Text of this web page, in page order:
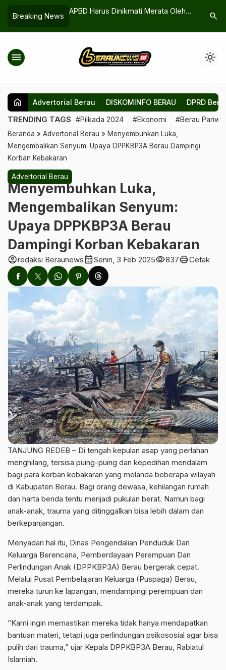
Breaking News
PT Tumbu Surya
Gunung Tabur
APBD Harus Dinikmati Merata Oleh
Inovasi
search
menu light_mode
home Advertorial Berau DISKOMINFO BERAU DPRD
TRENDING TAGS #Pilkada 2024 #Ekonomi #Berau
Beranda » Advertorial Berau » Menyembuhkan Luka,
Mengembalikan Senyum: Upaya DPPKBP3A Berau Dampingi
Korban Kebakaran
Advertorial Berau
Menyembuhkan Luka,
Mengembalikan Senyum:
Upaya DPPKBP3A Berau
Dampingi Korban Kebakaran
account_circleredaksi Beraunewscalendar_monthSenin, 3 Feb 2025visibility837printCetak
TANJUNG REDEB – Di tengah kepulan asap yang perlahan
menghilang, tersisa puing-puing dan kepedihan mendalam
bagi para korban kebakaran yang melanda beberapa wilayah
di Kabupaten Berau. Bagi orang dewasa, kehilangan rumah
dan harta benda tentu menjadi pukulan berat. Namun bagi
anak-anak, trauma yang ditinggalkan bisa lebih dalam dan
berkepanjangan.
Menyadari hal itu, Dinas Pengendalian Penduduk Dan
Keluarga Berencana, Pemberdayaan Perempuan Dan
Perlindungan Anak (DPPKBP3A) Berau bergerak cepat.
Melalui Pusat Pembelajaran Keluarga (Puspaga) Berau,
mereka turun ke lapangan, mendampingi perempuan dan
anak-anak yang terdampak.
“Kami ingin memastikan mereka tidak hanya mendapatkan
bantuan materi, tetapi juga perlindungan psikososial agar bisa
pulih dari trauma,” ujar Kepala DPPKBP3A Berau, Rabiatul
Islamiah.